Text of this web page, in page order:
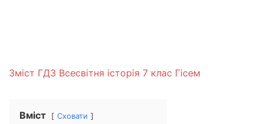
Зміст ГДЗ Всесвітня історія 7 клас Гісем
Вміст Сховати